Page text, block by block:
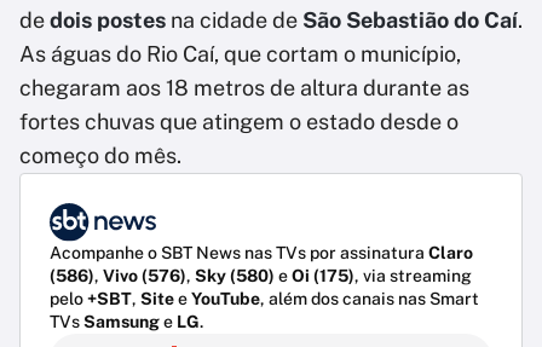
dedois postes na cidade de São Sebastião do Caí.
As águas do Rio Caí, que cortam o município,
chegaram aos 18 metros de altura durante as
fortes chuvas que atingem o estado desde o
começo do mês.
Acompanhe o SBT News nas TVs por assinatura Claro
(586), Vivo (576), Sky (580) eOi (175), via streaming
pelo+SBT, SiteeYouTube, além dos canais nas Smart
TVsSamsunge LG.